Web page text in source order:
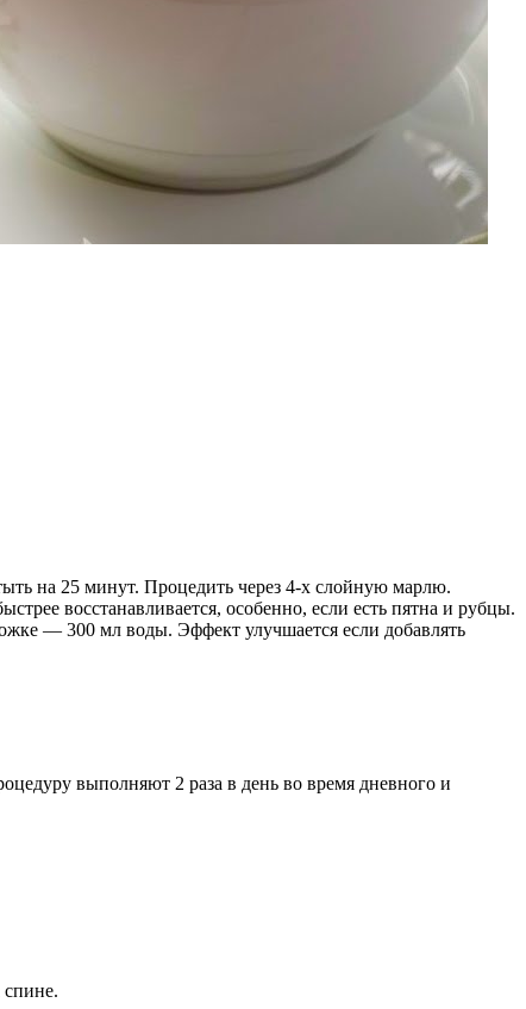
на 25 минут. Процедить через 4-х слойную марлю.
восстанавливается, особенно, если есть пятна и рубцы.
— 300 мл воды. Эффект улучшается если добавлять
выполняют 2 раза в день во время дневного и
спине.